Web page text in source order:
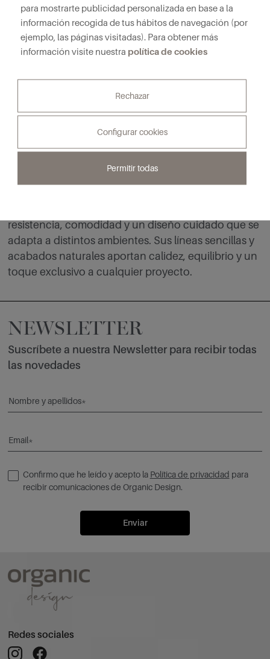
de la habitación.
Encuentra taburetes
de alta gama en
Organic Design
Los taburetes de alta gama de Organic Design son
resistencia, comodidad y un diseño cuidado que se
adapta a distintos ambientes. Sus líneas sencillas y
acabados naturales aportan calidez, equilibrio y un
toque exclusivo a cualquier proyecto.
NEWSLETTER
Suscríbete a nuestra Newsletter para recibir todas
las novedades
Nombre y apellidos*
Email*
Confirmo que he leído y acepto la Política de privacidad para
recibir comunicaciones de Organic Design.
Enviar
Redes sociales
para mostrarte publicidad personalizada en base a la
información recogida de tus hábitos de navegación (por
ejemplo, las páginas visitadas). Para obtener más
información visite nuestra política de cookies
Rechazar
Configurar cookies
Permitir todas